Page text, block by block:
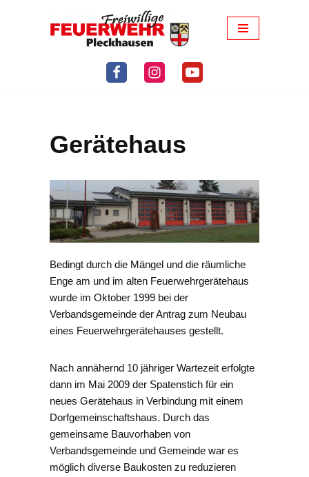
Gerätehaus
Bedingt durch die Mängel und die räumliche
Enge am und im alten Feuerwehrgerätehaus
wurde im Oktober 1999 bei der
Verbandsgemeinde der Antrag zum Neubau
eines Feuerwehrgerätehauses gestellt.
Nach annähernd 10 jähriger Wartezeit erfolgte
dann im Mai 2009 der Spatenstich für ein
neues Gerätehaus in Verbindung mit einem
Dorfgemeinschaftshaus. Durch das
gemeinsame Bauvorhaben von
Verbandsgemeinde und Gemeinde war es
möglich diverse Baukosten zu reduzieren